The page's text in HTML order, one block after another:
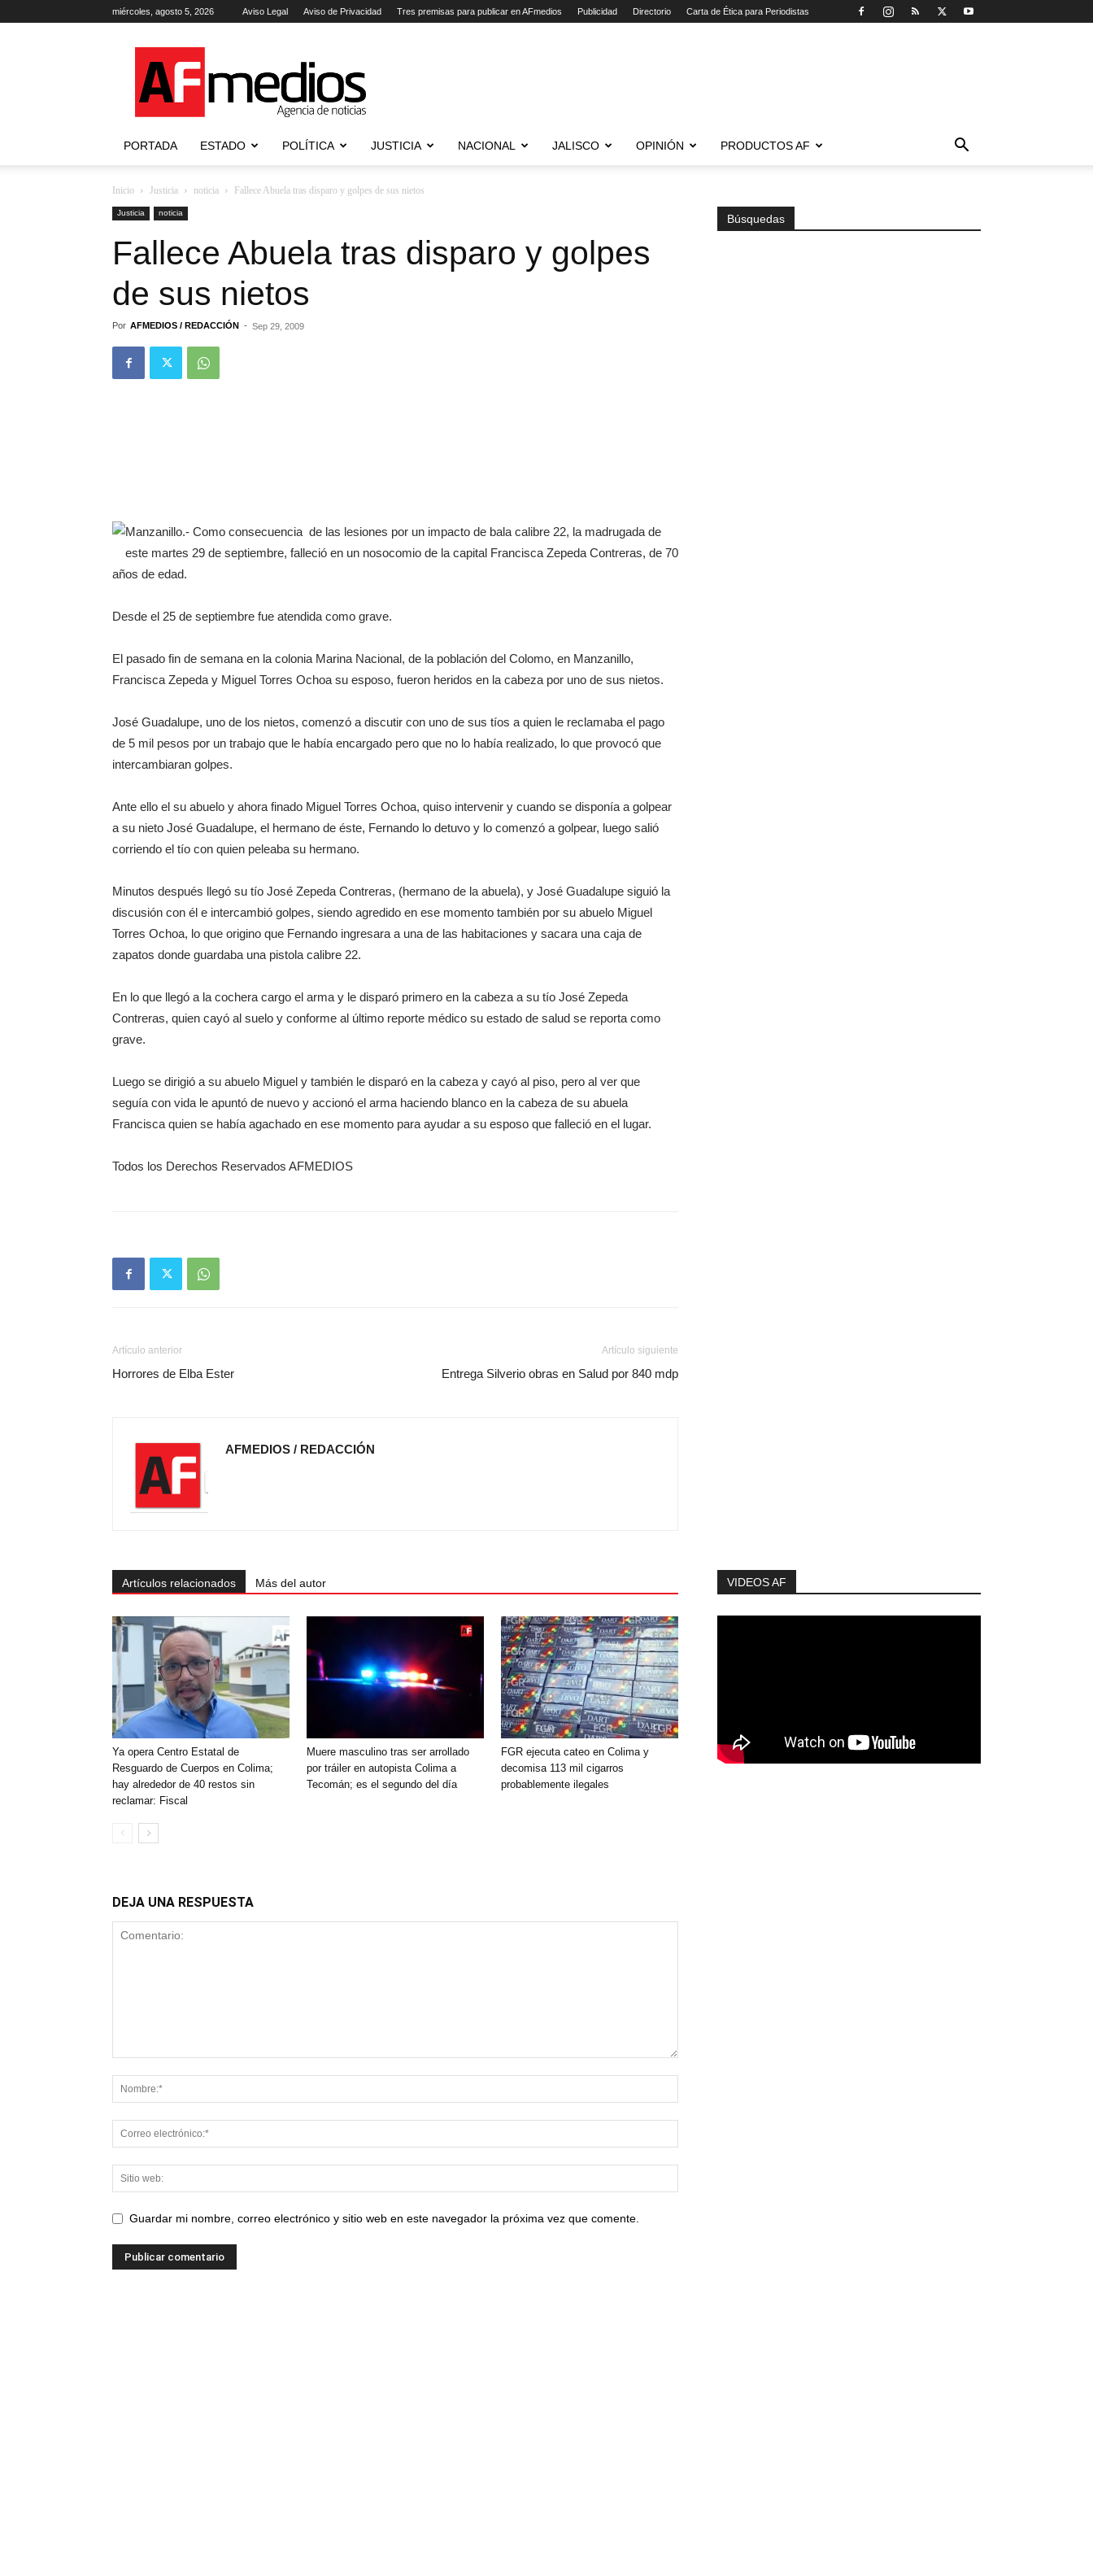
miércoles, agosto 5, 2026 Aviso Legal Aviso de Privacidad Tres premisas para publicar en AFmedios Publicidad Directorio Carta de Ética para Periodistas
Agencia
de
Noticias
PORTADA ESTADO POLÍTICA JUSTICIA NACIONAL JALISCO OPINIÓN PRODUCTOS AF
Inicio Justicia noticia Fallece Abuela tras disparo y golpes de sus nietos
Justicia noticia
Fallece Abuela tras disparo y golpes
de sus nietos
Por AFMEDIOS / REDACCIÓN - Sep 29, 2009
Manzanillo.- Como consecuencia de las lesiones por un impacto de bala calibre 22, la madrugada de
este martes 29 de septiembre, falleció en un nosocomio de la capital Francisca Zepeda Contreras, de 70
años de edad.
Desde el 25 de septiembre fue atendida como grave.
El pasado fin de semana en la colonia Marina Nacional, de la población del Colomo, en Manzanillo,
Francisca Zepeda y Miguel Torres Ochoa su esposo, fueron heridos en la cabeza por uno de sus nietos.
José Guadalupe, uno de los nietos, comenzó a discutir con uno de sus tíos a quien le reclamaba el pago
de 5 mil pesos por un trabajo que le había encargado pero que no lo había realizado, lo que provocó que
intercambiaran golpes.
Ante ello el su abuelo y ahora finado Miguel Torres Ochoa, quiso intervenir y cuando se disponía a golpear
a su nieto José Guadalupe, el hermano de éste, Fernando lo detuvo y lo comenzó a golpear, luego salió
corriendo el tío con quien peleaba su hermano.
Minutos después llegó su tío José Zepeda Contreras, (hermano de la abuela), y José Guadalupe siguió la
discusión con él e intercambió golpes, siendo agredido en ese momento también por su abuelo Miguel
Torres Ochoa, lo que origino que Fernando ingresara a una de las habitaciones y sacara una caja de
zapatos donde guardaba una pistola calibre 22.
En lo que llegó a la cochera cargo el arma y le disparó primero en la cabeza a su tío José Zepeda
Contreras, quien cayó al suelo y conforme al último reporte médico su estado de salud se reporta como
grave.
Luego se dirigió a su abuelo Miguel y también le disparó en la cabeza y cayó al piso, pero al ver que
seguía con vida le apuntó de nuevo y accionó el arma haciendo blanco en la cabeza de su abuela
Francisca quien se había agachado en ese momento para ayudar a su esposo que falleció en el lugar.
Todos los Derechos Reservados AFMEDIOS
Artículo anterior
Horrores de Elba Ester
Artículo siguiente
Entrega Silverio obras en Salud por 840 mdp
AFMEDIOS / REDACCIÓN
Artículos relacionados Más del autor
Ya opera Centro Estatal de
Resguardo de Cuerpos en Colima;
hay alrededor de 40 restos sin
reclamar: Fiscal
Muere masculino tras ser arrollado
por tráiler en autopista Colima a
Tecomán; es el segundo del día
FGR ejecuta cateo en Colima y
decomisa 113 mil cigarros
probablemente ilegales
DEJA UNA RESPUESTA
Guardar mi nombre, correo electrónico y sitio web en este navegador la próxima vez que comente.
Búsquedas
VIDEOS AF